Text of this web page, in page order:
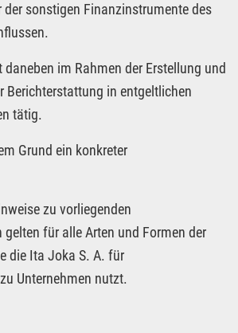
der sonstigen Finanzinstrumente des
im Rahmen der Erstellung und
Berichterstattung in entgeltlichen
tätig.
Grund ein konkreter
zu vorliegenden
für alle Arten und Formen der
die Ita Joka S. A. für
Unternehmen nutzt.